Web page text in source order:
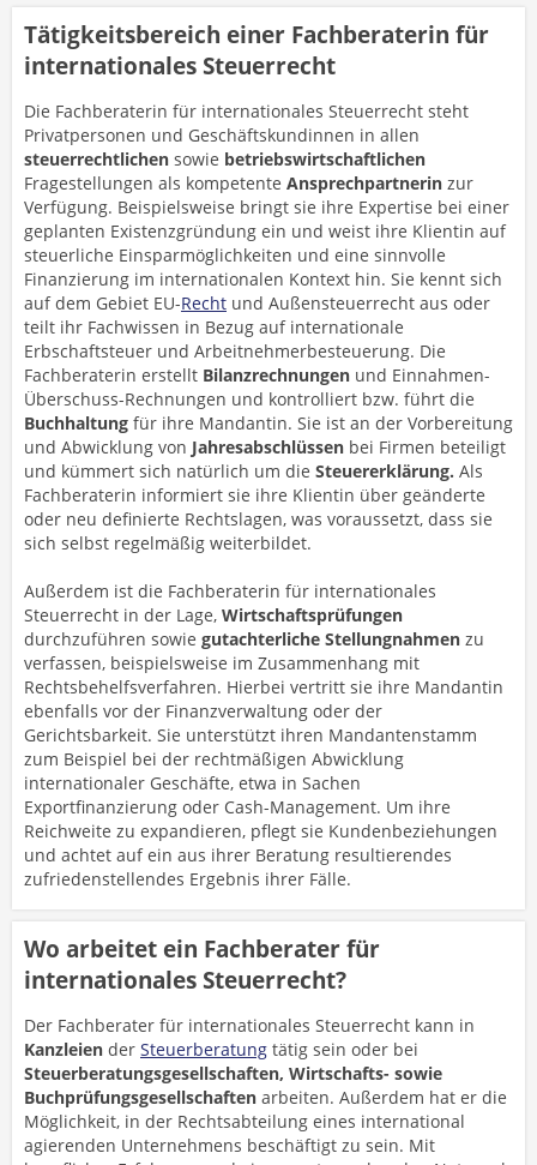
Tätigkeitsbereich einer Fachberaterin für
internationales Steuerrecht
Die Fachberaterin für internationales Steuerrecht steht
Privatpersonen und Geschäftskundinnen in allen
steuerrechtlichen sowie betriebswirtschaftlichen
Fragestellungen als kompetente Ansprechpartnerin zur
Verfügung. Beispielsweise bringt sie ihre Expertise bei einer
geplanten Existenzgründung ein und weist ihre Klientin auf
steuerliche Einsparmöglichkeiten und eine sinnvolle
Finanzierung im internationalen Kontext hin. Sie kennt sich
auf dem Gebiet EU-Recht und Außensteuerrecht aus oder
teilt ihr Fachwissen in Bezug auf internationale
Erbschaftsteuer und Arbeitnehmerbesteuerung. Die
Fachberaterin erstellt Bilanzrechnungen und Einnahmen-
Überschuss-Rechnungen und kontrolliert bzw. führt die
Buchhaltung für ihre Mandantin. Sie ist an der Vorbereitung
und Abwicklung von Jahresabschlüssen bei Firmen beteiligt
und kümmert sich natürlich um die Steuererklärung. Als
Fachberaterin informiert sie ihre Klientin über geänderte
oder neu definierte Rechtslagen, was voraussetzt, dass sie
sich selbst regelmäßig weiterbildet.
Außerdem ist die Fachberaterin für internationales
Steuerrecht in der Lage, Wirtschaftsprüfungen
durchzuführen sowie gutachterliche Stellungnahmen zu
verfassen, beispielsweise im Zusammenhang mit
Rechtsbehelfsverfahren. Hierbei vertritt sie ihre Mandantin
ebenfalls vor der Finanzverwaltung oder der
Gerichtsbarkeit. Sie unterstützt ihren Mandantenstamm
zum Beispiel bei der rechtmäßigen Abwicklung
internationaler Geschäfte, etwa in Sachen
Exportfinanzierung oder Cash-Management. Um ihre
Reichweite zu expandieren, pflegt sie Kundenbeziehungen
und achtet auf ein aus ihrer Beratung resultierendes
zufriedenstellendes Ergebnis ihrer Fälle.
Wo arbeitet ein Fachberater für
internationales Steuerrecht?
Der Fachberater für internationales Steuerrecht kann in
Kanzleien der Steuerberatung tätig sein oder bei
Steuerberatungsgesellschaften, Wirtschafts- sowie
Buchprüfungsgesellschaften arbeiten. Außerdem hat er die
Möglichkeit, in der Rechtsabteilung eines international
agierenden Unternehmens beschäftigt zu sein. Mit